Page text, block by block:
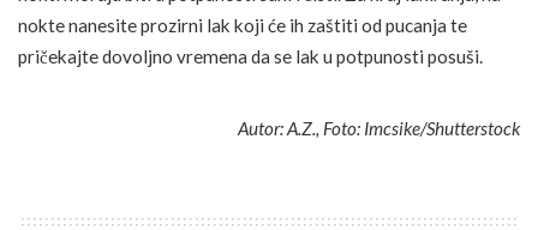
nokte nanesite prozirni lak koji će ih zaštiti od pucanja te
pričekajte dovoljno vremena da se lak u potpunosti posuši.
Autor: A.Z., Foto: Imcsike/Shutterstock